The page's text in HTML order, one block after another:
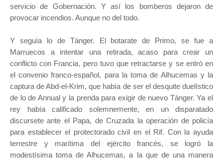
servicio de Gobernación. Y así los bomberos dejaron de
provocar incendios. Aunque no del todo.
Y seguía lo de Tánger. El botarate de Primo, se fue a
Marruecos a intentar una retirada, acaso para crear un
conflicto con Francia, pero tuvo que retractarse y se entró en
el convenio franco-español, para la toma de Alhucemas y la
captura de Abd-el-Krim, que había de ser el desquite duelístico
de lo de Annual y la prenda para exigir de nuevo Tánger. Ya el
rey había calificado solemnemente, en un disparatado
discursete ante el Papa, de Cruzada la operación de policía
para establecer el protectorado civil en el Rif. Con la ayuda
terrestre y marítima del ejército francés, se logró la
modestísima toma de Alhucemas, a la que de una manera